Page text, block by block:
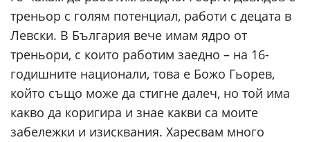
треньор с голям потенциал, работи с децата в
Левски. В България вече имам ядро от
треньори, с които работим заедно – на 16-
годишните национали, това е Божо Гьорев,
който също може да стигне далеч, но той има
какво да коригира и знае какви са моите
забележки и изисквания. Харесвам много